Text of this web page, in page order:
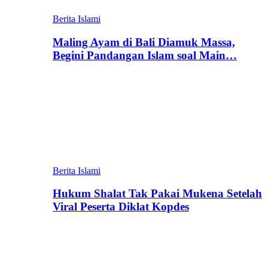
Berita Islami
Maling Ayam di Bali Diamuk Massa,
Begini Pandangan Islam soal Main…
Berita Islami
Hukum Shalat Tak Pakai Mukena Setelah
Viral Peserta Diklat Kopdes